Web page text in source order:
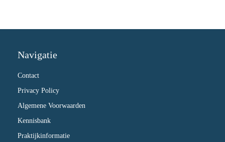
Navigatie
Contact
Privacy Policy
Algemene Voorwaarden
Kennisbank
Praktijkinformatie